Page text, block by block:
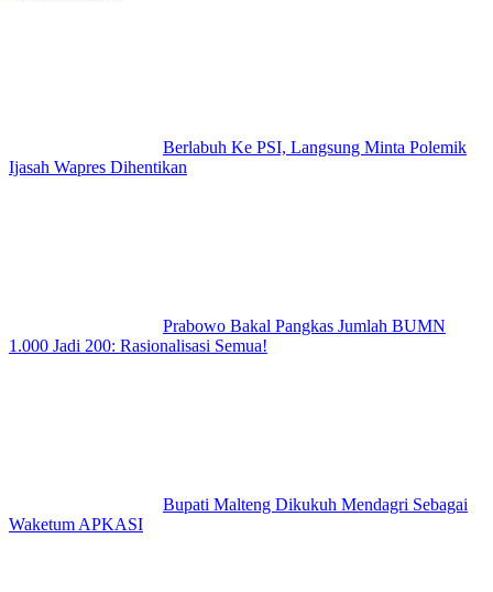
Berlabuh Ke PSI, Langsung Minta Polemik
Ijasah Wapres Dihentikan
Prabowo Bakal Pangkas Jumlah BUMN
1.000 Jadi 200: Rasionalisasi Semua!
Bupati Malteng Dikukuh Mendagri Sebagai
Waketum APKASI